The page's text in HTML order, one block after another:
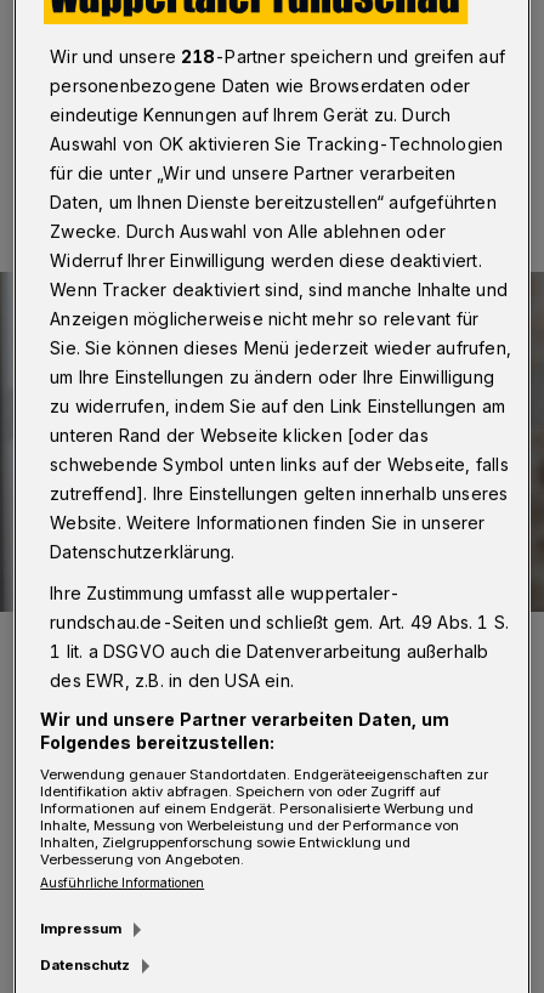
Wuppertal·Die Wuppertaler CDU spricht sich dafür
Wuppertal zu testen. Es soll Öffnungen ermöglichen.
25.03.2021 , 10:37 Uhr Eine Minute Lesezeit
Foto: Wolf Sondermann
D ie nordrhein-westfälische
Landesregierung will nach Ostern in
ausgewählten Modellkommunen gelockerte
Corona-Beschränkungen gekoppelt an ein IT-
gestütztes Testkonzept einführen. Nach dem
Wir und unsere 218-Partner speichern und greifen auf
personenbezogene Daten wie Browserdaten oder
eindeutige Kennungen auf Ihrem Gerät zu. Durch
Auswahl von OK aktivieren Sie Tracking-Technologien
für die unter „Wir und unsere Partner verarbeiten
Daten, um Ihnen Dienste bereitzustellen“ aufgeführten
Zwecke. Durch Auswahl von Alle ablehnen oder
Widerruf Ihrer Einwilligung werden diese deaktiviert.
Wenn Tracker deaktiviert sind, sind manche Inhalte und
Anzeigen möglicherweise nicht mehr so relevant für
Sie. Sie können dieses Menü jederzeit wieder aufrufen,
um Ihre Einstellungen zu ändern oder Ihre Einwilligung
zu widerrufen, indem Sie auf den Link Einstellungen am
unteren Rand der Webseite klicken [oder das
schwebende Symbol unten links auf der Webseite, falls
zutreffend]. Ihre Einstellungen gelten innerhalb unseres
Website. Weitere Informationen finden Sie in unserer
Datenschutzerklärung.
Ihre Zustimmung umfasst alle wuppertaler-
rundschau.de-Seiten und schließt gem. Art. 49 Abs. 1 S.
1 lit. a DSGVO auch die Datenverarbeitung außerhalb
des EWR, z.B. in den USA ein.
Wir und unsere Partner verarbeiten Daten, um
Folgendes bereitzustellen:
Verwendung genauer Standortdaten. Endgeräteeigenschaften zur
Identifikation aktiv abfragen. Speichern von oder Zugriff auf
Informationen auf einem Endgerät. Personalisierte Werbung und
Inhalte, Messung von Werbeleistung und der Performance von
Inhalten, Zielgruppenforschung sowie Entwicklung und
Verbesserung von Angeboten.
Ausführliche Informationen
Impressum
Datenschutz